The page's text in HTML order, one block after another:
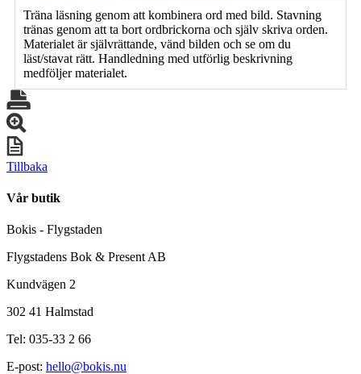
Träna läsning genom att kombinera ord med bild. Stavning
tränas genom att ta bort ordbrickorna och själv skriva orden.
Materialet är självrättande, vänd bilden och se om du
läst/stavat rätt. Handledning med utförlig beskrivning
medföljer materialet.
Tillbaka
Vår butik
Bokis - Flygstaden
Flygstadens Bok & Present AB
Kundvägen 2
302 41 Halmstad
Tel: 035-33 2 66
E-post: hello@bokis.nu